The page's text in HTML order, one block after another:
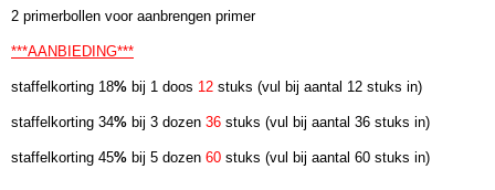
2 primerbollen voor aanbrengen primer
***AANBIEDING***
staffelkorting 18% bij 1 doos 12 stuks (vul bij aantal 12 stuks in)
staffelkorting 34% bij 3 dozen 36 stuks (vul bij aantal 36 stuks in)
staffelkorting 45% bij 5 dozen 60 stuks (vul bij aantal 60 stuks in)